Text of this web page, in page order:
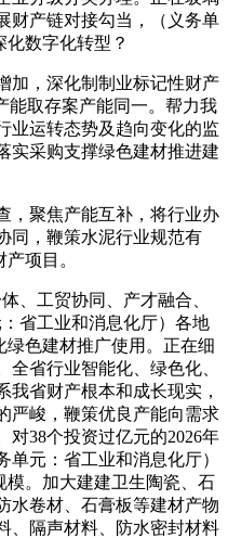
财产链对接勾当，（义务单
数字化转型？
，深化制制业标记性财产
能取存案产能同一。帮力我
业运转态势及趋向变化的监
实采购支撑绿色建材推进建
聚焦产能互补，将行业办
同，鞭策水泥行业规范有
项目。
工贸协同、产才融合、
省工业和消息化厅）各地
色建材推广使用。正在细
省行业智能化、绿色化、
省财产根本和成长现实，
严峻，鞭策优良产能向需求
对38个投资过亿元的2026年
元：省工业和消息化厅）
模。加大建建卫生陶瓷、石
水卷材、石膏板等建材产物
、隔声材料、防水密封材料